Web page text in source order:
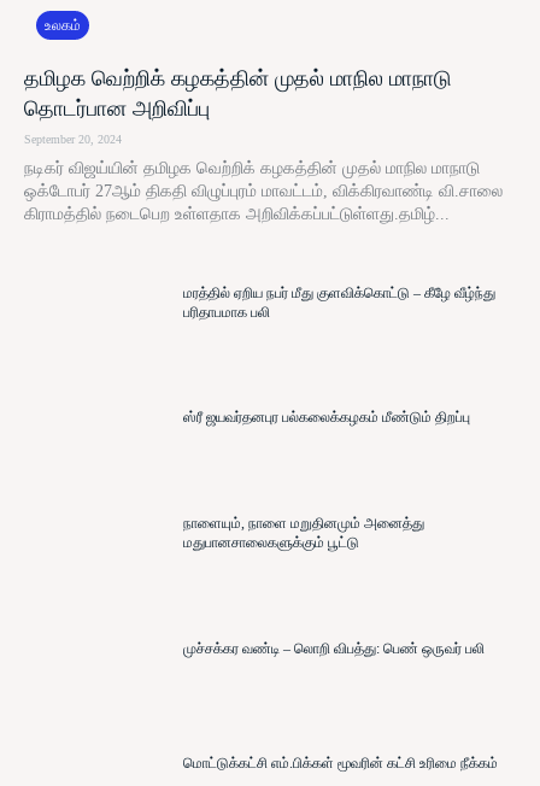
உலகம்
தமிழக வெற்றிக் கழகத்தின் முதல் மாநில மாநாடு
தொடர்பான அறிவிப்பு
September 20, 2024
நடிகர் விஜய்யின் தமிழக வெற்றிக் கழகத்தின் முதல் மாநில மாநாடு
ஒக்டோபர் 27ஆம் திகதி விழுப்புரம் மாவட்டம், விக்கிரவாண்டி வி.சாலை
கிராமத்தில் நடைபெற உள்ளதாக அறிவிக்கப்பட்டுள்ளது.தமிழ்...
மரத்தில் ஏறிய நபர் மீது குளவிக்கொட்டு – கீழே வீழ்ந்து
பரிதாபமாக பலி
ஸ்ரீ ஜயவர்தனபுர பல்கலைக்கழகம் மீண்டும் திறப்பு
நாளையும், நாளை மறுதினமும் அனைத்து
மதுபானசாலைகளுக்கும் பூட்டு
முச்சக்கர வண்டி – லொறி விபத்து: பெண் ஒருவர் பலி
மொட்டுக்கட்சி எம்.பிக்கள் மூவரின் கட்சி உரிமை நீக்கம்